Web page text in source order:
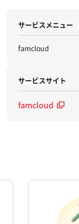
サービスメニュー
famcloud
サービスサイト
famcloud